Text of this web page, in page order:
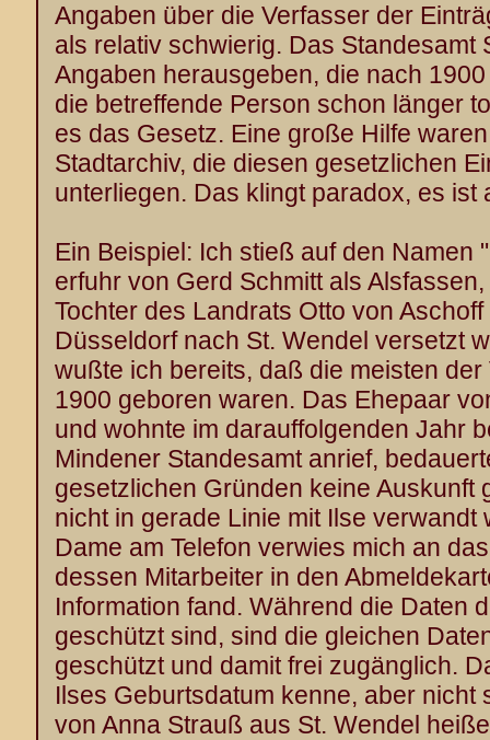
Angaben über die Verfasser der
als relativ schwierig. Das Standesamt
Angaben herausgeben, die nach
die betreffende Person schon länger
es das Gesetz. Eine große Hilfe
Stadtarchiv, die diesen gesetzlichen
unterliegen. Das klingt paradox, es ist
Ein Beispiel: Ich stieß auf den Namen
erfuhr von Gerd Schmitt als
Tochter des Landrats Otto von
Düsseldorf nach St. Wendel versetzt
wußte ich bereits, daß die meisten
1900 geboren waren. Das Ehepaar
und wohnte im darauffolgenden Jahr
Mindener Standesamt anrief,
gesetzlichen Gründen keine Auskunft
nicht in gerade Linie mit Ilse verwandt
Dame am Telefon verwies mich an
dessen Mitarbeiter in den
Information fand. Während die Daten
geschützt sind, sind die gleichen
geschützt und damit frei zugänglich.
Ilses Geburtsdatum kenne, aber nicht
von Anna Strauß aus St. Wendel